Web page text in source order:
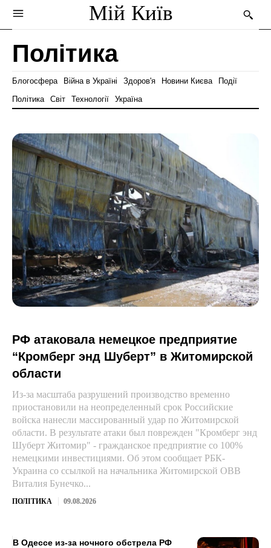
Мій Київ
Політика
Блогосфера Війна в Україні Здоров'я Новини Києва
Події
Політика
Світ Технології Україна
РФ атаковала немецкое предприятие
“Кромберг энд Шуберт” в Житомирской
области
Из-за масштаба разрушений производство временно
приостановили на неопределенный срок Российские
войска нанесли массированный удар по Житомирской
области. В результате атаки был поврежден "Кромберг энд
Шуберт Житомир" - гражданское предприятие со 100%
немецкими инвестициями. Об этом сообщает РБК-
Украина со ссылкой на начальника Житомирской ОВВ
Виталия Бунечко...
ПОЛІТИКА 09.08.2026
В Одессе из-за ночного обстрела РФ